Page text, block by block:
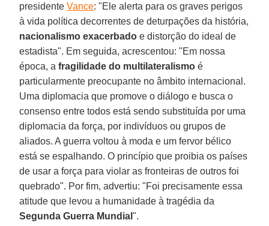
presidenteVance: "Ele alerta para os graves perigos
à vida política decorrentes de deturpações da história,
nacionalismo exacerbado e distorção do ideal de
estadista". Em seguida, acrescentou: "Em nossa
época, afragilidade do multilateralismo é
particularmente preocupante no âmbito internacional.
Uma diplomacia que promove o diálogo e busca o
consenso entre todos está sendo substituída por uma
diplomacia da força, por indivíduos ou grupos de
aliados. A guerra voltou à moda e um fervor bélico
está se espalhando. O princípio que proibia os países
de usar a força para violar as fronteiras de outros foi
quebrado". Por fim, advertiu: "Foi precisamente essa
atitude que levou a humanidade à tragédia da
Segunda Guerra Mundial".